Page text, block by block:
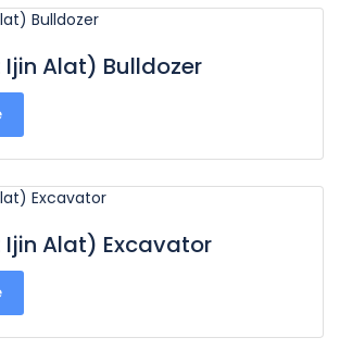
Ijin Alat) Bulldozer
Ijin Alat) Excavator